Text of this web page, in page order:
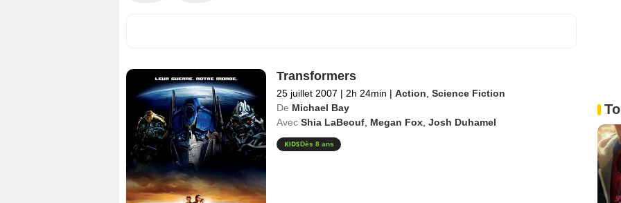
Transformers
25 juillet 2007 | 2h 24min | Action, Science Fiction
De Michael Bay
Avec Shia LaBeouf, Megan Fox, Josh Duhamel
Dès 8 ans